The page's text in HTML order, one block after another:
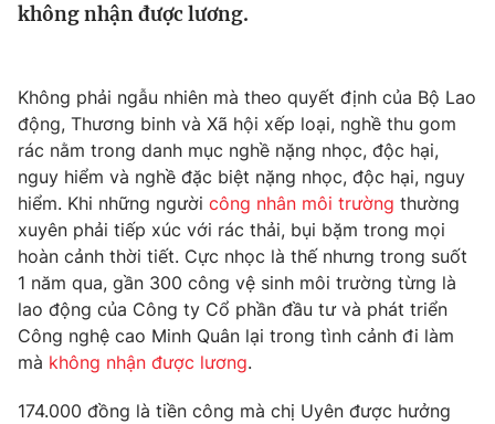
Tin tức
Câu chuyện quốc tế
Kinh tế
Thị trường
Góc doanh nghiệp
Dữ liệu và đời sống
Truyền hình
Phim VTV
Hậu trường
Nhân vật
Khán giả
Giải trí
Điện ảnh
Âm nhạc
Sao
Đời sống
Du lịch
Làm đẹp
Giáo dục
Công nghệ
không nhận được lương.
Không phải ngẫu nhiên mà theo quyết định của Bộ Lao
động, Thương binh và Xã hội xếp loại, nghề thu gom
rác nằm trong danh mục nghề nặng nhọc, độc hại,
nguy hiểm và nghề đặc biệt nặng nhọc, độc hại, nguy
hiểm. Khi những người công nhân môi trường thường
xuyên phải tiếp xúc với rác thải, bụi bặm trong mọi
hoàn cảnh thời tiết. Cực nhọc là thế nhưng trong suốt
1 năm qua, gần 300 công vệ sinh môi trường từng là
lao động của Công ty Cổ phần đầu tư và phát triển
Công nghệ cao Minh Quân lại trong tình cảnh đi làm
mà không nhận được lương.
174.000 đồng là tiền công mà chị Uyên được hưởng